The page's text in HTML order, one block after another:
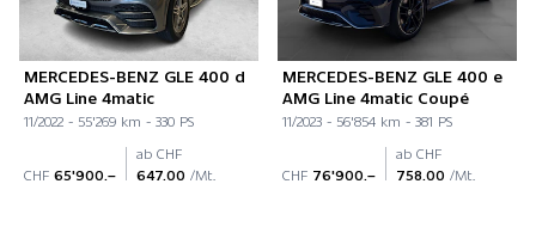
MERCEDES-BENZ GLE 400 d
AMG Line 4matic
11/2022 - 55'269 km - 330 PS
CHF 65'900.–
ab CHF
647.00 /Mt.
MERCEDES-BENZ GLE 400 e
AMG Line 4matic Coupé
11/2023 - 56'854 km - 381 PS
CHF 76'900.–
ab CHF
758.00 /Mt.